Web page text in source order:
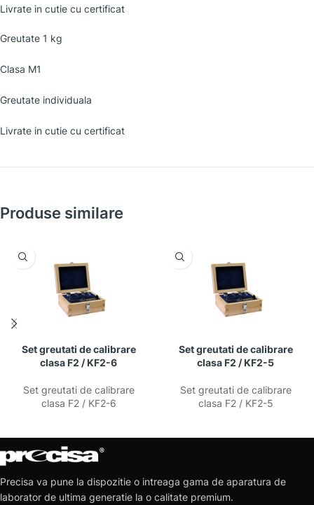
Livrate in cutie cu certificat
Greutate 1 kg
Clasa M1
Greutate individuala
Livrate in cutie cu certificat
Produse similare
Set greutati de calibrare
clasa F2 / KF2-6
Set greutati de calibrare
clasa F2 / KF2-6
Set greutati de calibrare
clasa F2 / KF2-5
Set greutati de calibrare
clasa F2 / KF2-5
Precisa va pune la dispozitie o intreaga gama de aparatura de
laborator de ultima generatie la o calitate premium.